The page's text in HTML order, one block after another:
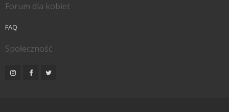
Forum dla kobiet
FAQ
Społeczność